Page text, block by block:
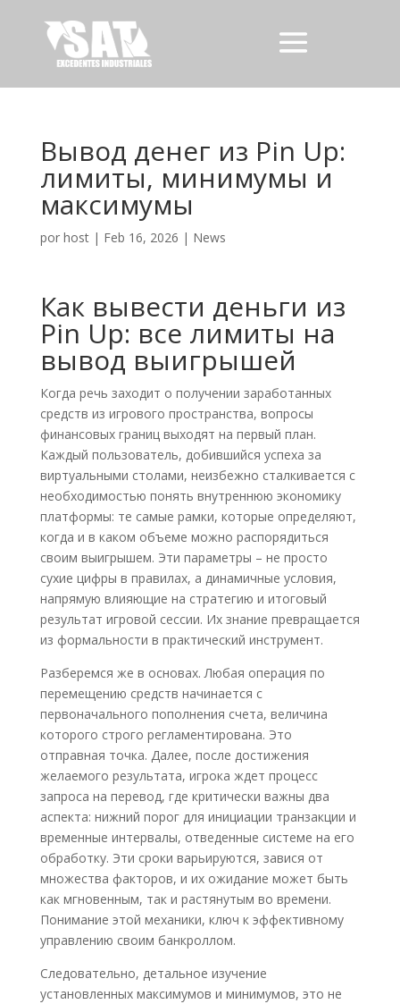
Вывод денег из Pin Up:
лимиты, минимумы и
максимумы
por host| Feb 16, 2026 | News
Как вывести деньги из
Pin Up: все лимиты на
вывод выигрышей
Когда речь заходит о получении заработанных
средств из игрового пространства, вопросы
финансовых границ выходят на первый план.
Каждый пользователь, добившийся успеха за
виртуальными столами, неизбежно сталкивается с
необходимостью понять внутреннюю экономику
платформы: те самые рамки, которые определяют,
когда и в каком объеме можно распорядиться
своим выигрышем. Эти параметры – не просто
сухие цифры в правилах, а динамичные условия,
напрямую влияющие на стратегию и итоговый
результат игровой сессии. Их знание превращается
из формальности в практический инструмент.
Разберемся же в основах. Любая операция по
перемещению средств начинается с
первоначального пополнения счета, величина
которого строго регламентирована. Это
отправная точка. Далее, после достижения
желаемого результата, игрока ждет процесс
запроса на перевод, где критически важны два
аспекта: нижний порог для инициации транзакции и
временные интервалы, отведенные системе на его
обработку. Эти сроки варьируются, завися от
множества факторов, и их ожидание может быть
как мгновенным, так и растянутым во времени.
Понимание этой механики, ключ к эффективному
управлению своим банкроллом.
Следовательно, детальное изучение
установленных максимумов и минимумов, это не